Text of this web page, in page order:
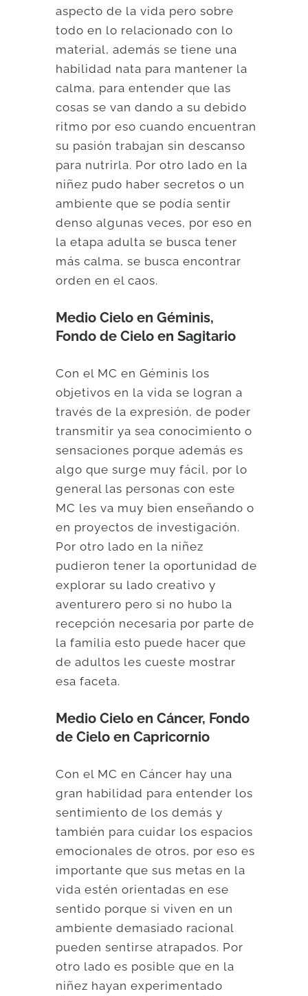
aspecto de la vida pero sobre
todo en lo relacionado con lo
material, además se tiene una
habilidad nata para mantener la
calma, para entender que las
cosas se van dando a su debido
ritmo por eso cuando encuentran
su pasión trabajan sin descanso
para nutrirla. Por otro lado en la
niñez pudo haber secretos o un
ambiente que se podía sentir
denso algunas veces, por eso en
la etapa adulta se busca tener
más calma, se busca encontrar
orden en el caos.
Medio Cielo en Géminis,
Fondo de Cielo en Sagitario
Con el MC en Géminis los
objetivos en la vida se logran a
través de la expresión, de poder
transmitir ya sea conocimiento o
sensaciones porque además es
algo que surge muy fácil, por lo
general las personas con este
MC les va muy bien enseñando o
en proyectos de investigación.
Por otro lado en la niñez
pudieron tener la oportunidad de
explorar su lado creativo y
aventurero pero si no hubo la
recepción necesaria por parte de
la familia esto puede hacer que
de adultos les cueste mostrar
esa faceta.
Medio Cielo en Cáncer, Fondo
de Cielo en Capricornio
Con el MC en Cáncer hay una
gran habilidad para entender los
sentimiento de los demás y
también para cuidar los espacios
emocionales de otros, por eso es
importante que sus metas en la
vida estén orientadas en ese
sentido porque si viven en un
ambiente demasiado racional
pueden sentirse atrapados. Por
otro lado es posible que en la
niñez hayan experimentado